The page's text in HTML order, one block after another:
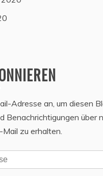
Adresse an, um diesen
Benachrichtigungen über
zu erhalten.